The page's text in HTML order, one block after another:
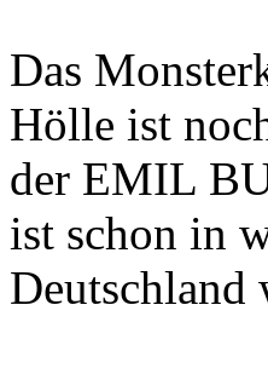
Das
Hölle ist
der EMIL
ist schon in